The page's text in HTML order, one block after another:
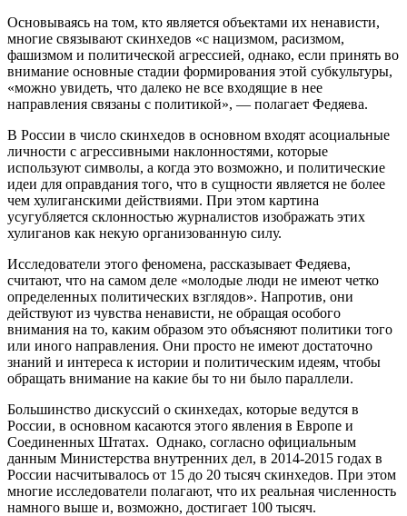
Основываясь на том, кто является объектами их ненависти,
многие связывают скинхедов «с нацизмом, расизмом,
фашизмом и политической агрессией, однако, если принять во
внимание основные стадии формирования этой субкультуры,
«можно увидеть, что далеко не все входящие в нее
направления связаны с политикой», — полагает Федяева.
В России в число скинхедов в основном входят асоциальные
личности с агрессивными наклонностями, которые
используют символы, а когда это возможно, и политические
идеи для оправдания того, что в сущности является не более
чем хулиганскими действиями. При этом картина
усугубляется склонностью журналистов изображать этих
хулиганов как некую организованную силу.
Исследователи этого феномена, рассказывает Федяева,
считают, что на самом деле «молодые люди не имеют четко
определенных политических взглядов». Напротив, они
действуют из чувства ненависти, не обращая особого
внимания на то, каким образом это объясняют политики того
или иного направления. Они просто не имеют достаточно
знаний и интереса к истории и политическим идеям, чтобы
обращать внимание на какие бы то ни было параллели.
Большинство дискуссий о скинхедах, которые ведутся в
России, в основном касаются этого явления в Европе и
Соединенных Штатах. Однако, согласно официальным
данным Министерства внутренних дел, в 2014-2015 годах в
России насчитывалось от 15 до 20 тысяч скинхедов. При этом
многие исследователи полагают, что их реальная численность
намного выше и, возможно, достигает 100 тысяч.